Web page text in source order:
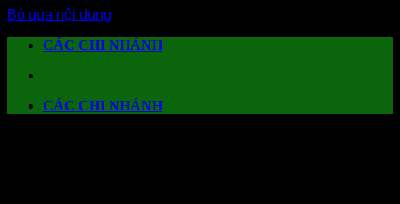
Bỏ qua nội dung
CÁC CHI NHÁNH
CÁC CHI NHÁNH